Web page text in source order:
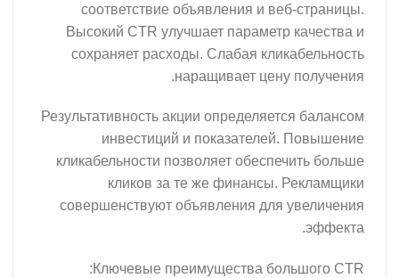
соответствие объявления и веб-страницы.
Высокий CTR улучшает параметр качества и
сохраняет расходы. Слабая кликабельность
наращивает цену получения.
Результативность акции определяется балансом
инвестиций и показателей. Повышение
кликабельности позволяет обеспечить больше
кликов за те же финансы. Рекламщики
совершенствуют объявления для увеличения
эффекта.
Ключевые преимущества большого CTR: